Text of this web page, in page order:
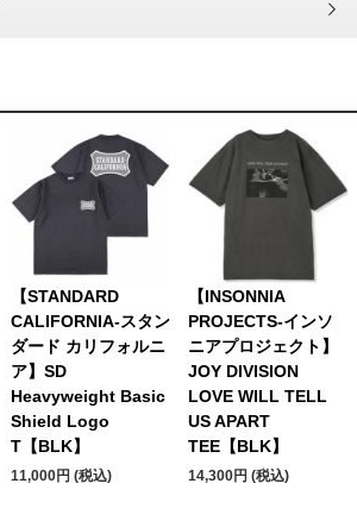
【STANDARD
CALIFORNIA-スタン
ダード カリフォルニ
ア】SD
Heavyweight Basic
Shield Logo
T【BLK】
11,000円 (税込)
【INSONNIA
PROJECTS-インソ
ニアプロジェクト】
JOY DIVISION
LOVE WILL TELL
US APART
TEE【BLK】
14,300円 (税込)